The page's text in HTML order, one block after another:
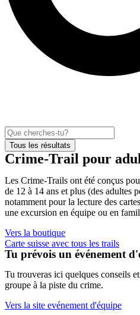
Tous les résultats
Crime-Trail pour
Les Crime-Trails ont été conçus
de 12 à 14 ans et plus (des adultes
notamment pour la lecture des
une excursion en équipe ou en
Vers la boutique
Carte suisse avec tous les trails
Tu prévois un événement
Tu trouveras ici quelques conseils
groupe à la piste du crime.
Vers la site evénement d'équipe